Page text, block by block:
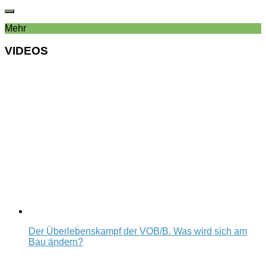
Mehr
VIDEOS
Der Überlebenskampf der VOB/B. Was wird sich am
Bau ändern?